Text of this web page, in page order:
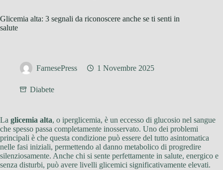
Glicemia alta: 3 segnali da riconoscere anche se ti senti in
salute
FarnesePress 1 Novembre 2025
Diabete
La glicemia alta, o iperglicemia, è un eccesso di glucosio nel sangue
che spesso passa completamente inosservato. Uno dei problemi
principali è che questa condizione può essere del tutto asintomatica
nelle fasi iniziali, permettendo al danno metabolico di progredire
silenziosamente. Anche chi si sente perfettamente in salute, energico e
senza disturbi, può avere livelli glicemici significativamente elevati.